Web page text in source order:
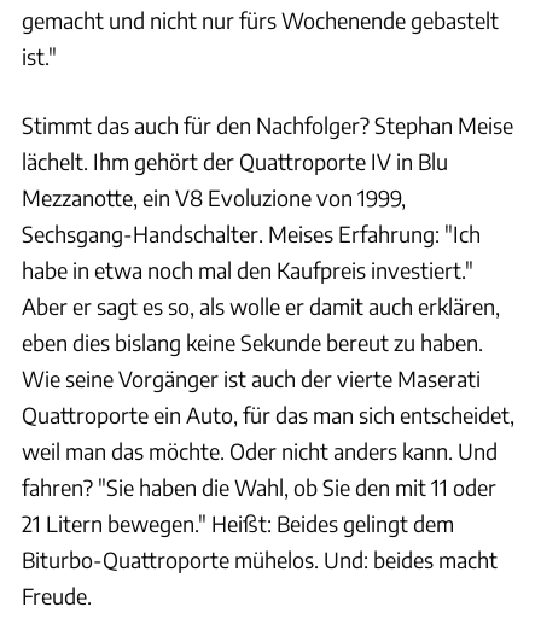
gemacht und nicht nur fürs Wochenende gebastelt
ist."
Stimmt das auch für den Nachfolger? Stephan Meise
lächelt. Ihm gehört der Quattroporte IV in Blu
Mezzanotte, ein V8 Evoluzione von 1999,
Sechsgang-Handschalter. Meises Erfahrung: "Ich
habe in etwa noch mal den Kaufpreis investiert."
Aber er sagt es so, als wolle er damit auch erklären,
eben dies bislang keine Sekunde bereut zu haben.
Wie seine Vorgänger ist auch der vierte Maserati
Quattroporte ein Auto, für das man sich entscheidet,
weil man das möchte. Oder nicht anders kann. Und
fahren? "Sie haben die Wahl, ob Sie den mit 11 oder
21 Litern bewegen." Heißt: Beides gelingt dem
Biturbo-Quattroporte mühelos. Und: beides macht
Freude.